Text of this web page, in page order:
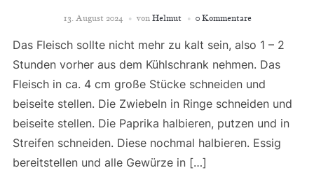
13. August 2024 von Helmut 0 Kommentare
Das Fleisch sollte nicht mehr zu kalt sein, also 1 – 2
Stunden vorher aus dem Kühlschrank nehmen. Das
Fleisch in ca. 4 cm große Stücke schneiden und
beiseite stellen. Die Zwiebeln in Ringe schneiden und
beiseite stellen. Die Paprika halbieren, putzen und in
Streifen schneiden. Diese nochmal halbieren. Essig
bereitstellen und alle Gewürze in […]